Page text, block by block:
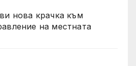
нова крачка към
на местната